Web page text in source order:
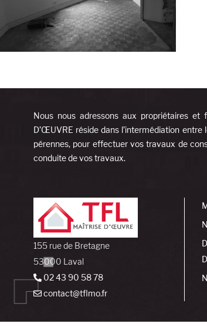
Nous nous adressons aux propriétaires et
D’ŒUVRE réside dans l’intermédiation
pérennes, pour effectuer vos travaux de
conduite de vos travaux.
155 rue de Bretagne
53000 Laval
02 43 90 58 78
contact@tflmo.fr